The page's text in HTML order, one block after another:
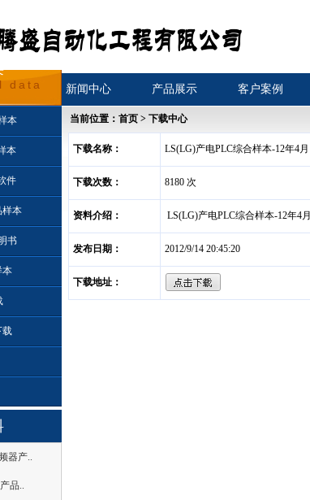
我们 新闻中心 产品展示 客户案例
data
本
本
件
样本
书
本
载
器产..
品..
当前位置：首页 > 下载中心
下载名称： LS(LG)产电PLC综合样本-12年4月
下载次数： 8180 次
资料介绍： LS(LG)产电PLC综合样本-12年4月
发布日期： 2012/9/14 20:45:20
下载地址：